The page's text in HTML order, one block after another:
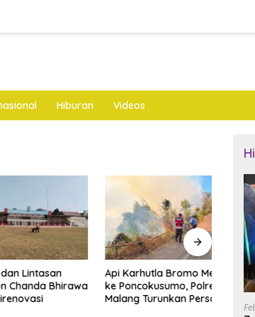
Hiburan Videos
Bhirawa
Api Karhutla Bromo Merembet
ke Poncokusumo, Polres
Malang Turunkan Personel